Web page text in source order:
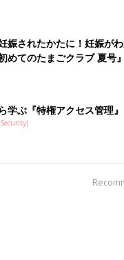
娠されたかたに！妊娠が
めてのたまごクラブ 夏号』
学ぶ『特権アクセス管理』